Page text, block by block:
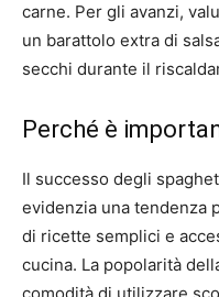
carne. Per gli avanzi,
un barattolo extra di
secchi durante il
Perché è
Il successo degli
evidenzia una tendenza
di ricette semplici e
cucina. La popolarità